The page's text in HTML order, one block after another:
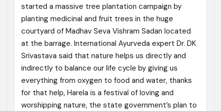
started a massive tree plantation campaign by
planting medicinal and fruit trees in the huge
courtyard of Madhav Seva Vishram Sadan located
at the barrage. International Ayurveda expert Dr. DK
Srivastava said that nature helps us directly and
indirectly to balance our life cycle by giving us
everything from oxygen to food and water, thanks
for that help, Harela is a festival of loving and
worshipping nature, the state government’s plan to